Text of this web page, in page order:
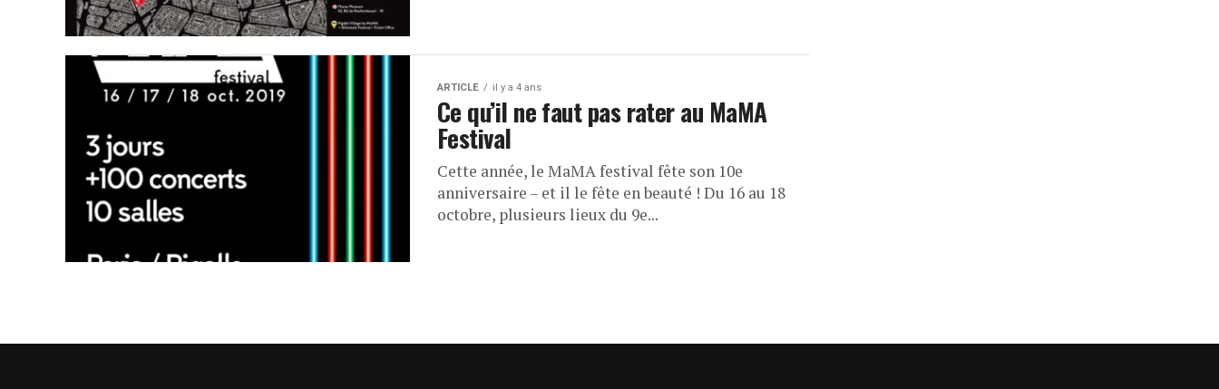
ARTICLE il y a 4 ans
Ce qu’il ne faut pas rater au MaMA
Festival
Cette année, le MaMA festival fête son 10e
anniversaire – et il le fête en beauté ! Du 16 au 18
octobre, plusieurs lieux du 9e...